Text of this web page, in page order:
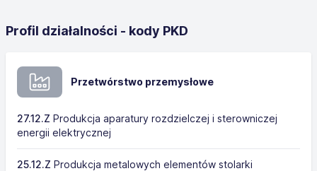
Profil działalności - kody PKD
Przetwórstwo przemysłowe
27.12.Z Produkcja aparatury rozdzielczej i sterowniczej
energii elektrycznej
25.12.Z Produkcja metalowych elementów stolarki